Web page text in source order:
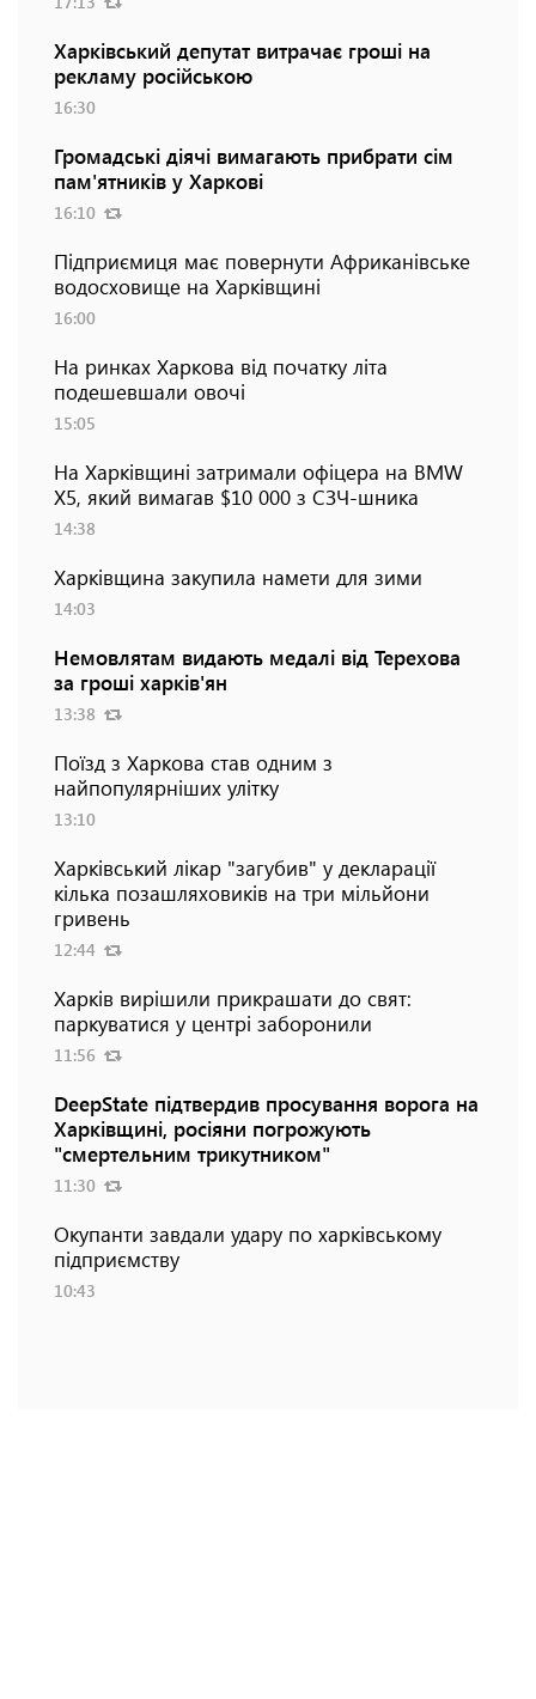
Харківський депутат витрачає гроші на
рекламу російською
16:30
Громадські діячі вимагають прибрати сім
пам'ятників у Харкові
16:10
Підприємиця має повернути Африканівське
водосховище на Харківщині
16:00
На ринках Харкова від початку літа
подешевшали овочі
15:05
На Харківщині затримали офіцера на BMW
Х5, який вимагав $10 000 з СЗЧ-шника
14:38
Харківщина закупила намети для зими
14:03
Немовлятам видають медалі від Терехова
за гроші харків'ян
13:38
Поїзд з Харкова став одним з
найпопулярніших улітку
13:10
Харківський лікар "загубив" у декларації
кілька позашляховиків на три мільйони
гривень
12:44
Харків вирішили прикрашати до свят:
паркуватися у центрі заборонили
11:56
DeepState підтвердив просування ворога на
Харківщині, росіяни погрожують
"смертельним трикутником"
11:30
Окупанти завдали удару по харківському
підприємству
10:43